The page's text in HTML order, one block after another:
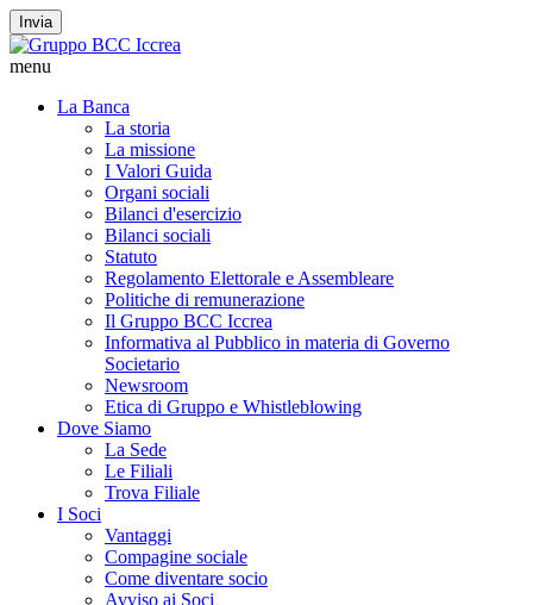
Invia
menu
La Banca
La storia
La missione
I Valori Guida
Organi sociali
Bilanci d'esercizio
Bilanci sociali
Statuto
Regolamento Elettorale e Assembleare
Politiche di remunerazione
Il Gruppo BCC Iccrea
Informativa al Pubblico in materia di Governo
Societario
Newsroom
Etica di Gruppo e Whistleblowing
Dove Siamo
La Sede
Le Filiali
Trova Filiale
I Soci
Vantaggi
Compagine sociale
Come diventare socio
Avviso ai Soci